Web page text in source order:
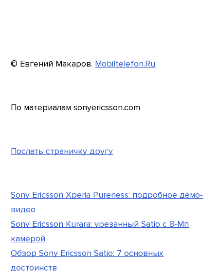
© Евгений Макаров. Mobiltelefon.Ru
По материалам sonyericsson.com
Послать страничку другу
Sony Ericsson Xperia Pureness: подробное демо-
видео
Sony Ericsson Kurara: урезанный Satio с 8-Мп
камерой
Обзор Sony Ericsson Satio: 7 основных
достоинств